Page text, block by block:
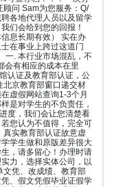
问 Sam为您服务：Q/
各地代理人员以及留学
们会给到您的回报！
息长期有效） 实在办
在事业上跨过这道门
. 本行业市场混乱，不
会有相应的成本在里
证及教育部认证，公
北京教育部窗口递交材
虚假网站查询1-3个月
是对学生的不负责任，
度，我们会让您清楚看
您认为不值得，完全可
真实教育部认证故意虚
学生做和原版差异很大
，请多留心！办理时请
力，选择实体公司，以
文凭、改成绩、教育部
、假文凭假毕业证假学